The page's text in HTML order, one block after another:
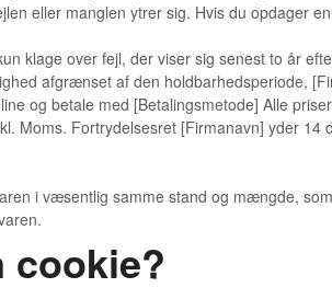
eller manglen ytrer sig. Hvis du opdager
klage over fejl, der viser sig senest to år
afgrænset af den holdbarhedsperiode,
og betale med [Betalingsmetode] Alle
Moms. Fortrydelsesret [Firmanavn] yder
i væsentlig samme stand og mængde,
cookie?